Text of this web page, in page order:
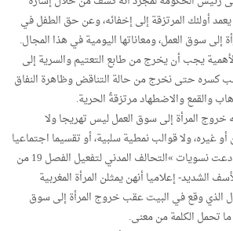
أولئك المرتزقة إلى إخفائه، وعن حق الطفل في
إلى سوق العمل، ومعاناتها اليومية في هذا المجال.
يجب أن يخرج من طابع التعتيم والسرية إلى
كسره حتى نخرج من حالة التناقض وظاهرة النفاق
والقمع والاضطهاد مرتزقةُ الحرية.
خروج المرأة إلى سوق العمل ليس تهريجا ولا
غيره، ولا قوالب نمطية سلبية، أو تقسيما اجتماعيا
تمييزيا للمهام الأسرية، كما ادعت نسويات »التحالف المدني لتفعيل الفصل 19 من
الشديد- إعلاميا أنهن يمثلن المرأة المغربية
الذي وقع في البيت عقب خروج المرأة إلى سوق
تحمل الكلمة من معنى.